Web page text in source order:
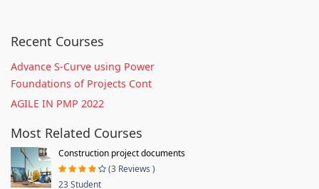
Recent Courses
Advance S-Curve using Power
Foundations of Projects Cont
AGILE IN PMP 2022
Most Related Courses
Construction project documents
(3 Reviews )
23 Student